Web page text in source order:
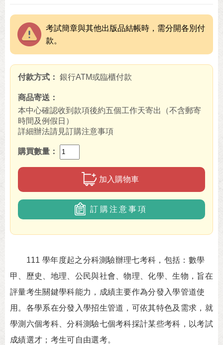
考試簡章與其他出版品結帳時，需分開各別付
款。
付款方式 銀行ATM或臨櫃付款
商品寄送
本中心確認收到款項後約五個工作天寄出（不含郵寄
時間及例假日）
詳細辦法請見訂購注意事項
購買數量
加入購物車
訂購注意事項
111 學年度起之分科測驗辦理七考科，包括：數學
甲、歷史、地理、公民與社會、物理、化學、生物，旨在
評量考生關鍵學科能力，成績主要作為分發入學管道使
用。各學系在分發入學招生管道，可依其特色及需求，就
學測六個考科、分科測驗七個考科採計某些考科，以考試
成績選才；考生可自由選考。